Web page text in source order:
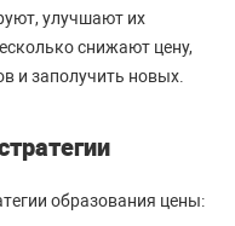
улучшают их
снижают цену,
и заполучить новых.
образования цены: